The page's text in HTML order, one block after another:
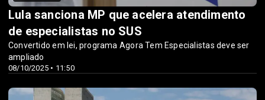
08/10/2025 • 11:50
Lula sanciona MP que acelera atendimento
de especialistas no SUS
Convertido em lei, programa Agora Tem Especialistas deve ser
ampliado